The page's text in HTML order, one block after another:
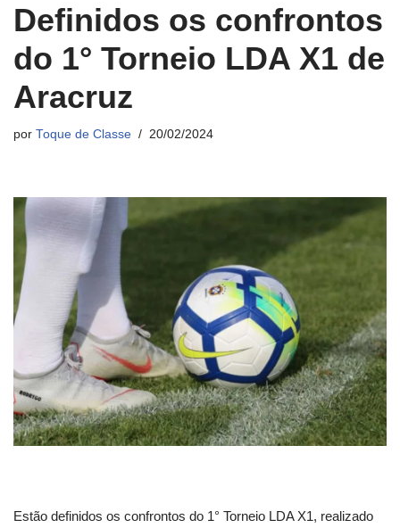
Definidos os confrontos
do 1° Torneio LDA X1 de
Aracruz
por Toque de Classe 20/02/2024
Estão definidos os confrontos do 1° Torneio LDA X1, realizado